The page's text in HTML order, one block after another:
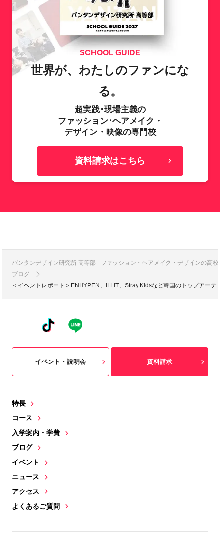
SCHOOL GUIDE
世界が、わたしのファンにな
る。
超実践･現場主義の
ファッション･ヘアメイク・
デザイン・映像の専門校
資料請求はこちら
バンタンデザイン研究所 高等部 - ファッション・ヘアメイク・デザインの高
ブログ
＜イベントレポート＞ENHYPEN、ILLIT、Stray Kidsなど韓国のトップアー
特長
コース
入学案内・学費
ブログ
イベント
ニュース
アクセス
よくあるご質問
イベント・説明会 資料請求